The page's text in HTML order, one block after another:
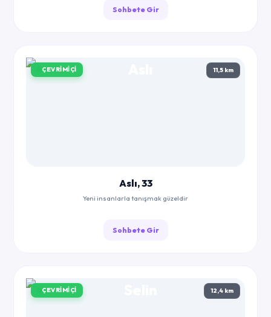
Sohbete Gir
ÇEVRIMIÇI 11,5 km
Aslı, 33
Yeni insanlarla tanışmak güzeldir
Sohbete Gir
ÇEVRIMIÇI 12,4 km